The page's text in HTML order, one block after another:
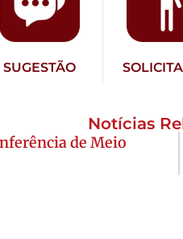
SUGESTÃO
Notícias
de Meio